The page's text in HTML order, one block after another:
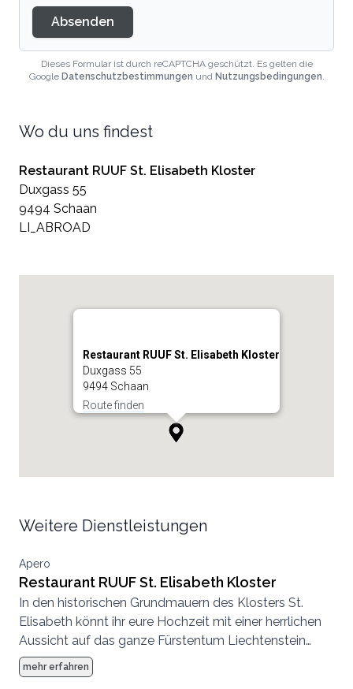
Absenden
Dieses Formular ist durch reCAPTCHA geschützt. Es gelten die
Google Datenschutzbestimmungen und Nutzungsbedingungen.
Wo du uns findest
Restaurant RUUF St. Elisabeth Kloster
Duxgass 55
9494 Schaan
LI_ABROAD
Restaurant RUUF St. Elisabeth Kloster
Duxgass 55
9494 Schaan
Route finden
Weitere Dienstleistungen
Apero
Restaurant RUUF St. Elisabeth Kloster
In den historischen Grundmauern des Klosters St.
Elisabeth könnt ihr eure Hochzeit mit einer herrlichen
Aussicht auf das ganze Fürstentum Liechtenstein
geniessen. Die Location hat eine besondere
Geschichte zu erzählen und schafft so eine
mehr erfahren